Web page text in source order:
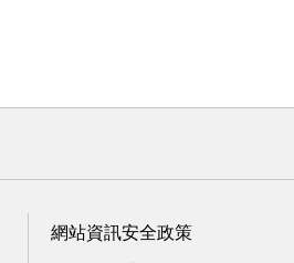
網站資訊安全政策